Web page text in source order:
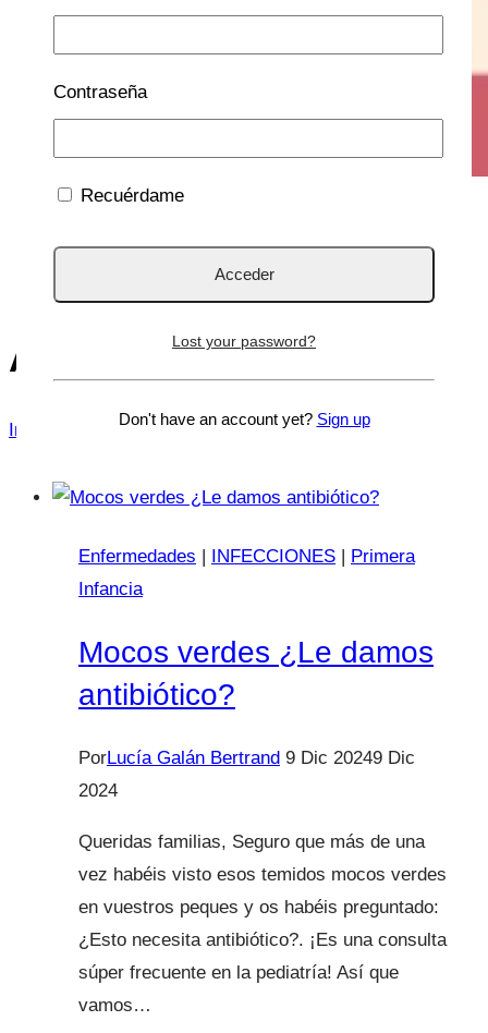
Antibiótico
Inicio Antibiótico
Enfermedades INFECCIONES
Primera
Infancia
Mocos verdes ¿Le damos
antibiótico?
PorLucía Galán Bertrand 9 Dic 20249 Dic
2024
Queridas familias, Seguro que más de una
vez habéis visto esos temidos mocos verdes
en vuestros peques y os habéis preguntado:
¿Esto necesita antibiótico?. ¡Es una consulta
súper frecuente en la pediatría! Así que
vamos…
Contraseña
Recuérdame
Lost your password?
Don't have an account yet? Sign up